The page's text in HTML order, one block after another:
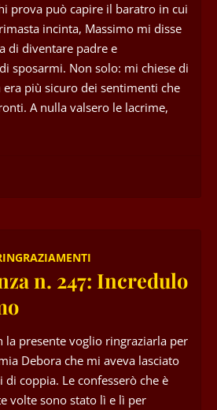
prova può capire il baratro in cui
incinta, Massimo mi disse
di diventare padre e
sposarmi. Non solo: mi chiese di
più sicuro dei sentimenti che
A nulla valsero le lacrime,
n. 247: Incredulo
la presente voglio ringraziarla per
Debora che mi aveva lasciato
coppia. Le confesserò che è
volte sono stato lì e lì per